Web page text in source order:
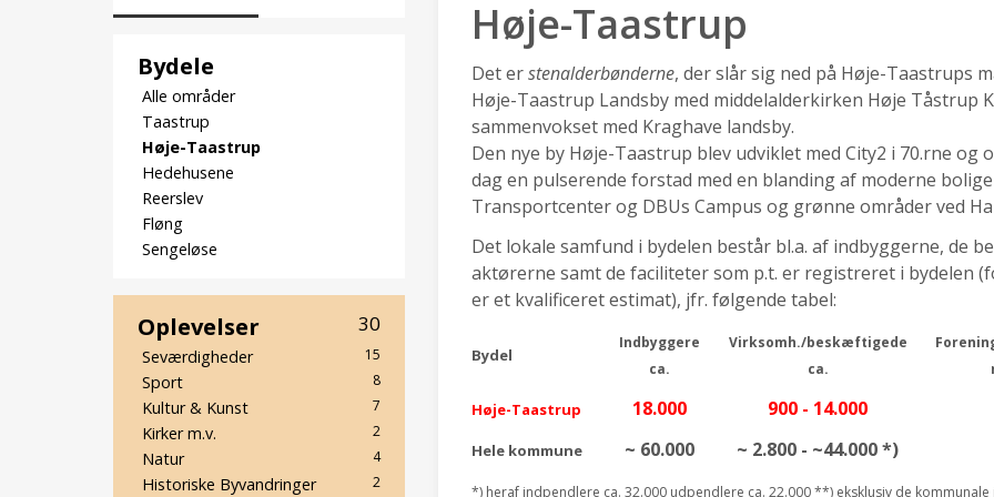
Bydele
Alle områder
Taastrup
Høje-Taastrup
Hedehusene
Reerslev
Fløng
Sengeløse
30
Oplevelser
15
Seværdigheder
8
Sport
7
Kultur & Kunst
2
Kirker m.v.
4
Natur
2
Historiske Byvandringer
Høje-Taastrup
Det erstenalderbønderne, der slår sig ned på Høje-Taastrups
Høje-Taastrup Landsby med middelalderkirken Høje Tåstrup
sammenvokset med Kraghave landsby.
Den nye by Høje-Taastrup blev udviklet med City2 i 70.rne og
dag en pulserende forstad med en blanding af moderne
Transportcenter og DBUs Campus og grønne områder ved
Det lokale samfund i bydelen består bl.a. af indbyggerne, de
aktørerne samt de faciliteter som p.t. er registreret i bydelen
er et kvalificeret estimat), jfr. følgende tabel:
Bydel
Indbyggere
ca.
Virksomh./beskæftigede
ca.
Høje-Taastrup 18.000 900 - 14.000
Hele kommune ~ 60.000 ~ 2.800 - ~44.000 *)
*) heraf indpendlere ca. 32.000 udpendlere ca. 22.000 **) eksklusiv de